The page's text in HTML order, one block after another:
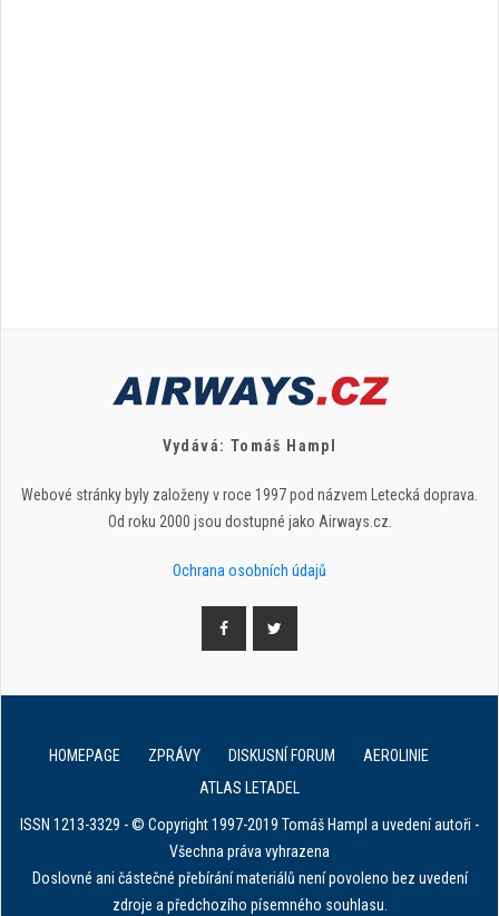
Vydává: Tomáš Hampl
Webové stránky byly založeny v roce 1997 pod názvem Letecká doprava.
Od roku 2000 jsou dostupné jako Airways.cz.
Ochrana osobních údajů
HOMEPAGE ZPRÁVY DISKUSNÍ FORUM
AEROLINIE
ATLAS LETADEL
ISSN 1213-3329 - © Copyright 1997-2019 Tomáš Hampl a uvedení autoři -
Všechna práva vyhrazena
Doslovné ani částečné přebírání materiálů není povoleno bez uvedení
zdroje a předchozího písemného souhlasu.